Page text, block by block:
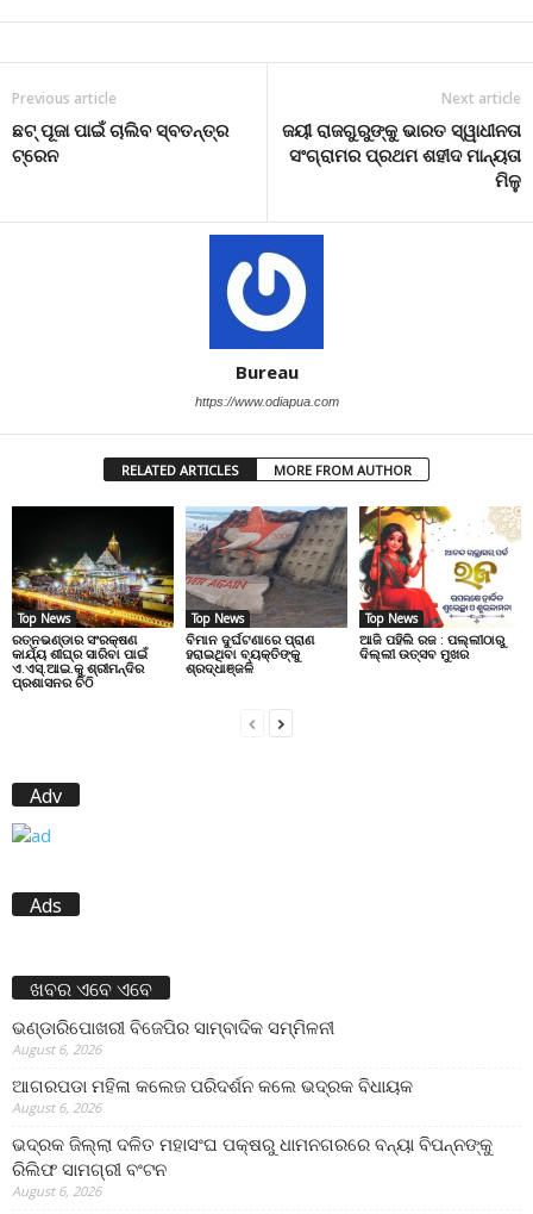
Previous article
ଛଟ୍ ପୂଜା ପାଇଁ ଚାଲିବ ସ୍ବତନ୍ତ୍ର
ଟ୍ରେନ
Next article
ଜୟୀ ରାଜଗୁରୁଙ୍କୁ ଭାରତ ସ୍ୱାଧୀନତା
ସଂଗ୍ରାମର ପ୍ରଥମ ଶହୀଦ ମାନ୍ୟତା
ମିଳୁ
Bureau
https://www.odiapua.com
RELATED ARTICLES MORE FROM AUTHOR
Top News
ରତ୍ନଭଣ୍ଡାର ସଂରକ୍ଷଣ
କାର୍ଯ୍ୟ ଶୀଘ୍ର ସାରିବା ପାଇଁ
ଏ.ଏସ୍.ଆଇ.କୁ ଶ୍ରୀମନ୍ଦିର
ପ୍ରଶାସନର ଚିଠି
Top News
ବିମାନ ଦୁର୍ଘଟଣାରେ ପ୍ରାଣ
ହରାଇଥିବା ବ୍ୟକ୍ତିଙ୍କୁ
ଶ୍ରଦ୍ଧାଞ୍ଜଳି
Top News
ଆଜି ପହିଲି ରଜ : ପଲ୍ଲୀଠାରୁ
ଦିଲ୍ଲୀ ଉତ୍ସବ ମୁଖର
Adv
Ads
ଖବର ଏବେ ଏବେ
ଭଣ୍ଡାରିପୋଖରୀ ବିଜେପିର ସାମ୍ବାଦିକ ସମ୍ମିଳନୀ
August 6, 2026
ଆଗରପଡା ମହିଳା କଲେଜ ପରିଦର୍ଶନ କଲେ ଭଦ୍ରକ ବିଧାୟକ
August 6, 2026
ଭଦ୍ରକ ଜିଲ୍ଲା ଦଳିତ ମହାସଂଘ ପକ୍ଷରୁ ଧାମନଗରରେ ବନ୍ୟା ବିପନ୍ନଙ୍କୁ
ରିଲିଫ ସାମଗ୍ରୀ ବଂଟନ
August 6, 2026